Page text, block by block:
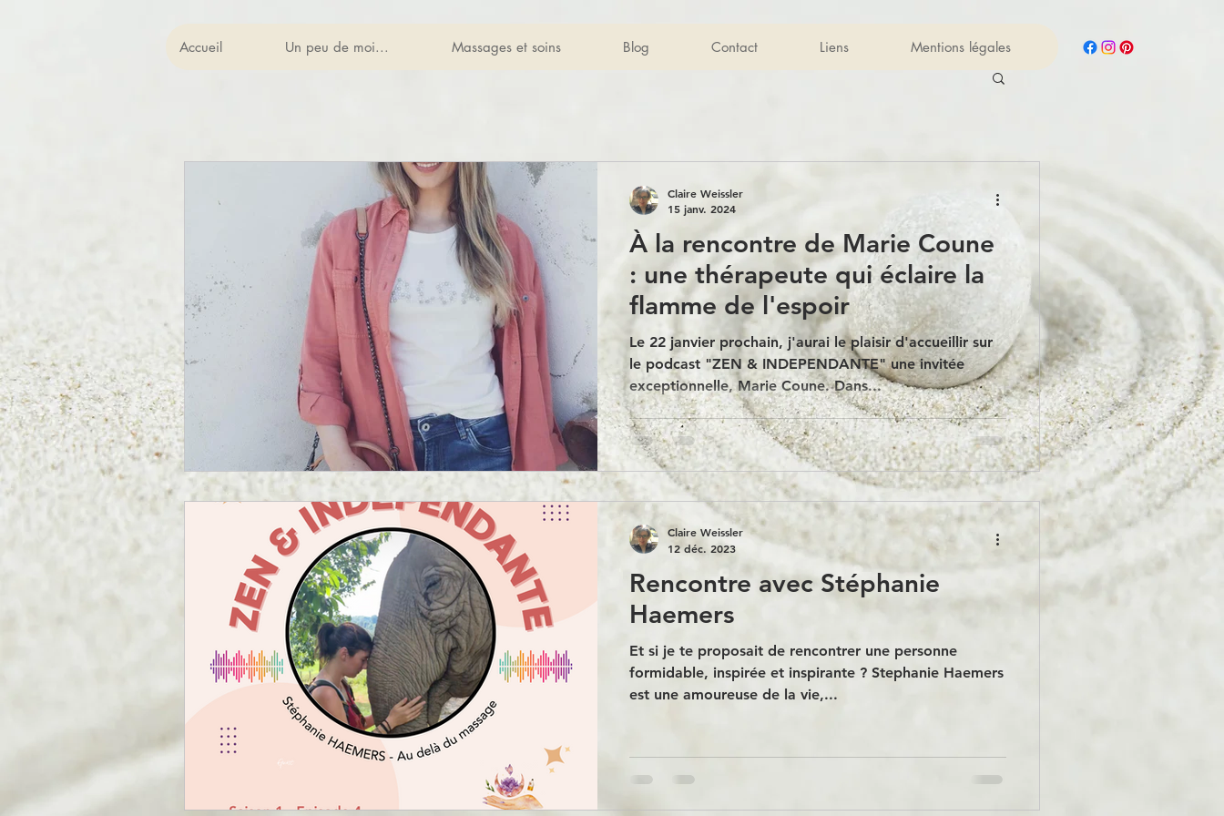
Accueil Un peu de moi... Massages et soins Blog Contact Liens Mentions légales
À la rencontre de Marie Coune
: une thérapeute qui éclaire la
flamme de l'espoir
Le 22 janvier prochain, j'aurai le plaisir d'accueillir sur
le podcast "ZEN & INDEPENDANTE" une invitée
exceptionnelle, Marie Coune. Dans...
Claire Weissler
15 janv. 2024
Rencontre avec Stéphanie
Haemers
Et si je te proposait de rencontrer une personne
formidable, inspirée et inspirante ? Stephanie Haemers
est une amoureuse de la vie,...
Claire Weissler
12 déc. 2023